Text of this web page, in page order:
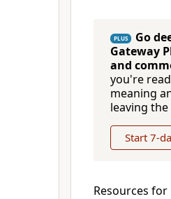
PLUS Go
Gateway
and
you're
meaning
leaving the
Start 7-
Resources for